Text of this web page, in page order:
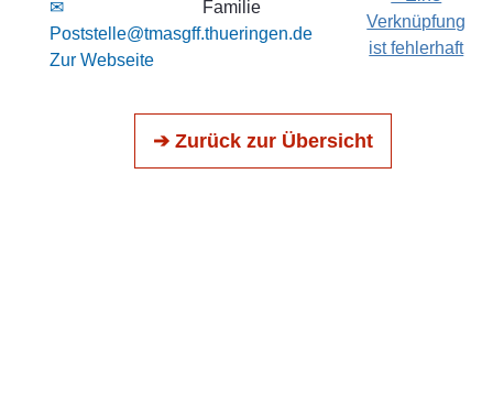
✉
Poststelle@tmasgff.thueringen.de
Zur Webseite
Familie
Verknüpfung
ist fehlerhaft
➔ Zurück zur Übersicht